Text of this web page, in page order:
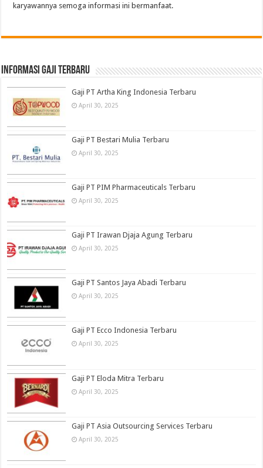
karyawannya semoga informasi ini bermanfaat.
informasi gaji terbaru
Gaji PT Artha King Indonesia Terbaru
April 30, 2025
Gaji PT Bestari Mulia Terbaru
April 30, 2025
Gaji PT PIM Pharmaceuticals Terbaru
April 30, 2025
Gaji PT Irawan Djaja Agung Terbaru
April 30, 2025
Gaji PT Santos Jaya Abadi Terbaru
April 30, 2025
Gaji PT Ecco Indonesia Terbaru
April 30, 2025
Gaji PT Eloda Mitra Terbaru
April 30, 2025
Gaji PT Asia Outsourcing Services Terbaru
April 30, 2025